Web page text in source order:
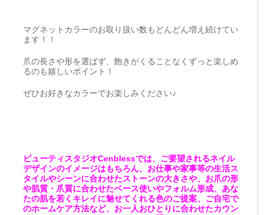
マグネットカラーのお取り扱い数もどんどん増え続けてい
ます！！
爪の長さや形を選ばず、飽きがくることなくずっと楽しめ
るのも嬉しいポイント！
ぜひお好きなカラーでお楽しみください♪
ビューティスタジオCenblessでは、ご要望されるネイル
デザインのイメージはもちろん、お仕事や家事等の生活ス
タイルやシーンに合わせたストーンの大きさや、お爪の形
や肌質・爪質に合わせたベース使いやフォルム形成、あな
たの肌を若くキレイに魅せてくれる色のご提案、ご自宅で
のホームケア方法など、お一人おひとりに合わせたカウン